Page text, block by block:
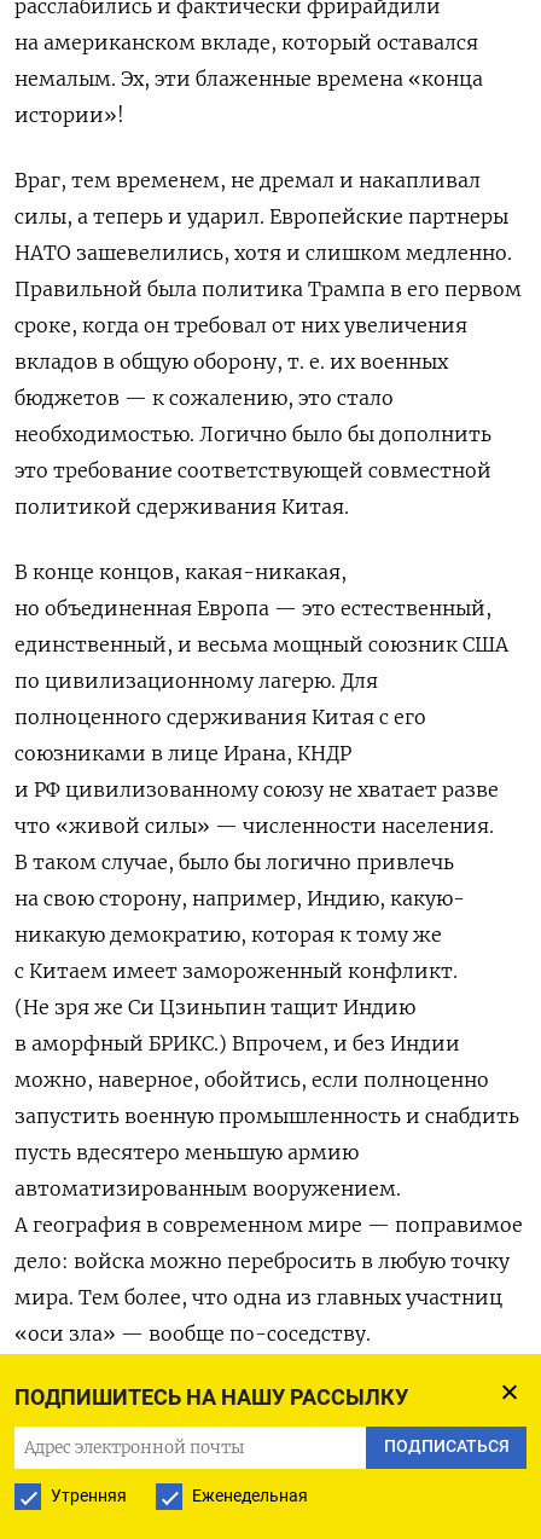
расслабились и фактически фрирайдили
на американском вкладе, который оставался
немалым. Эх, эти блаженные времена «конца
истории»!
Враг, тем временем, не дремал и накапливал
силы, а теперь и ударил. Европейские партнеры
НАТО зашевелились, хотя и слишком медленно.
Правильной была политика Трампа в его первом
сроке, когда он требовал от них увеличения
вкладов в общую оборону, т. е. их военных
бюджетов — к сожалению, это стало
необходимостью. Логично было бы дополнить
это требование соответствующей совместной
политикой сдерживания Китая.
В конце концов, какая-никакая,
но объединенная Европа — это естественный,
единственный, и весьма мощный союзник США
по цивилизационному лагерю. Для
полноценного сдерживания Китая с его
союзниками в лице Ирана, КНДР
и РФ цивилизованному союзу не хватает разве
что «живой силы» — численности населения.
В таком случае, было бы логично привлечь
на свою сторону, например, Индию, какую-
никакую демократию, которая к тому же
с Китаем имеет замороженный конфликт.
(Не зря же Си Цзиньпин тащит Индию
в аморфный БРИКС.) Впрочем, и без Индии
можно, наверное, обойтись, если полноценно
запустить военную промышленность и снабдить
пусть вдесятеро меньшую армию
автоматизированным вооружением.
А география в современном мире — поправимое
дело: войска можно перебросить в любую точку
мира. Тем более, что одна из главных участниц
«оси зла» — вообще по-соседству.
Вместо этого трамписты готовят «ценностную»
почву для того, чтобы отказаться защищать
Европу, зато пытаются оторвать РФ от Китая.
В каком-то смысле такая реконфигурация
ПОДПИШИТЕСЬ НА НАШУ РАССЫЛКУ
ПОДПИСАТЬСЯ
Утренняя Еженедельная